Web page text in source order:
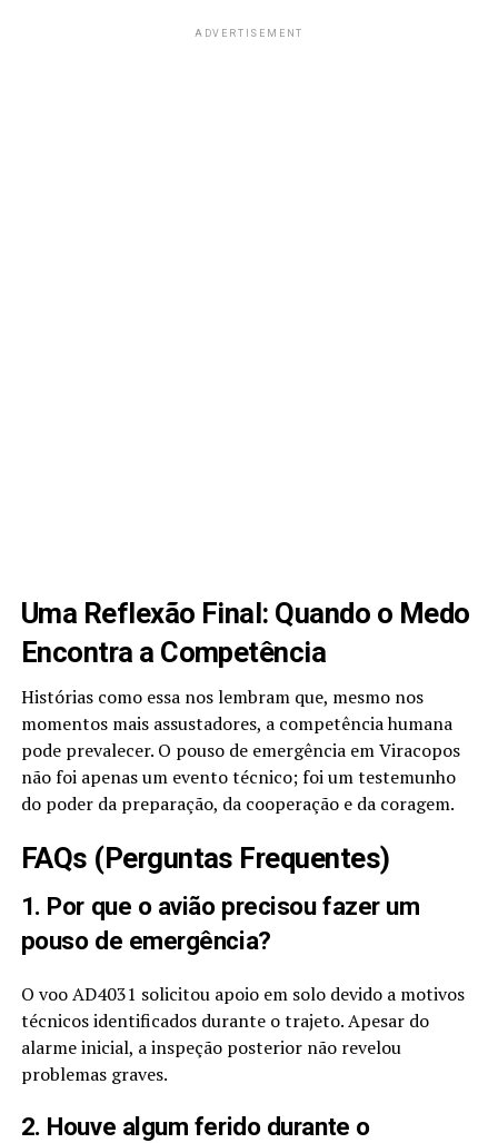
ADVERTISEMENT
Uma Reflexão Final: Quando o Medo
Encontra a Competência
Histórias como essa nos lembram que, mesmo nos
momentos mais assustadores, a competência humana
pode prevalecer. O pouso de emergência em Viracopos
não foi apenas um evento técnico; foi um testemunho
do poder da preparação, da cooperação e da coragem.
FAQs (Perguntas Frequentes)
1. Por que o avião precisou fazer um
pouso de emergência?
O voo AD4031 solicitou apoio em solo devido a motivos
técnicos identificados durante o trajeto. Apesar do
alarme inicial, a inspeção posterior não revelou
problemas graves.
2. Houve algum ferido durante o